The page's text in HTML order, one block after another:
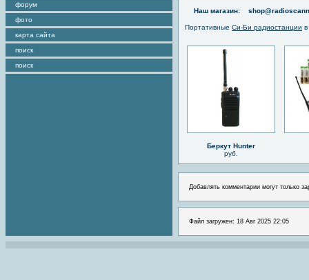
форум
фото
карта сайта
поиск
поиск
Наш магазин:
Портативные Си-Би радиостанции
Беркут Hunter
руб.
Добавлять комментарии могут только
Файл загружен: 18 Авг 2025 22:05